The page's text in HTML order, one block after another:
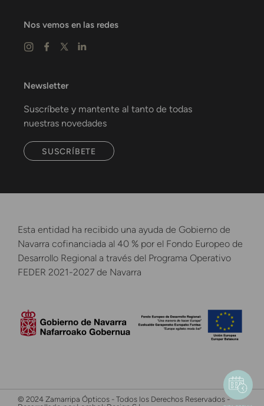
Nos vemos en las redes
Newsletter
Suscríbete y mantente al tanto de todas
nuestras novedades
SUSCRÍBETE
Esta entidad ha recibido una ayuda de Gobierno de
Navarra cofinanciada al 40 % por el Fondo Europeo de
Desarrollo Regional a través del Programa Operativo
FEDER 2021-2027 de Navarra
© 2024 Zamarripa Ópticos - Todos los Derechos Reservados -